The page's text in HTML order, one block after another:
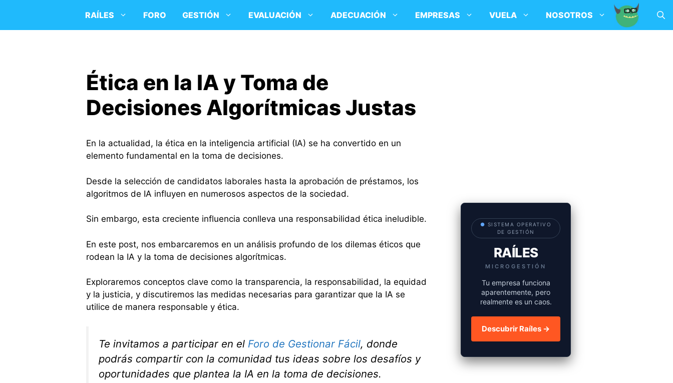
contenido
RAÍLES FORO GESTIÓN EVALUACIÓN ADECUACIÓN EMPRESAS VUELA NOSOTROS
Ética en la IA y Toma de
Decisiones Algorítmicas Justas
En la actualidad, la ética en la inteligencia artificial (IA) se ha convertido en un
elemento fundamental en la toma de decisiones.
Desde la selección de candidatos laborales hasta la aprobación de préstamos, los
algoritmos de IA influyen en numerosos aspectos de la sociedad.
Sin embargo, esta creciente influencia conlleva una responsabilidad ética ineludible.
En este post, nos embarcaremos en un análisis profundo de los dilemas éticos que
rodean la IA y la toma de decisiones algorítmicas.
Exploraremos conceptos clave como la transparencia, la responsabilidad, la equidad
y la justicia, y discutiremos las medidas necesarias para garantizar que la IA se
utilice de manera responsable y ética.
Te invitamos a participar en el Foro de Gestionar Fácil, donde
podrás compartir con la comunidad tus ideas sobre los desafíos y
oportunidades que plantea la IA en la toma de decisiones.
● SISTEMA OPERATIVO
DE GESTIÓN
RAÍLES
MICROGESTIÓN
Tu empresa funciona
aparentemente, pero
realmente es un caos.
Descubrir Raíles →